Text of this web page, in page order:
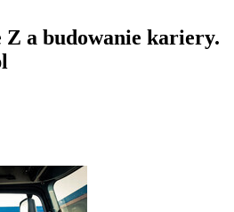
Z a budowanie kariery.